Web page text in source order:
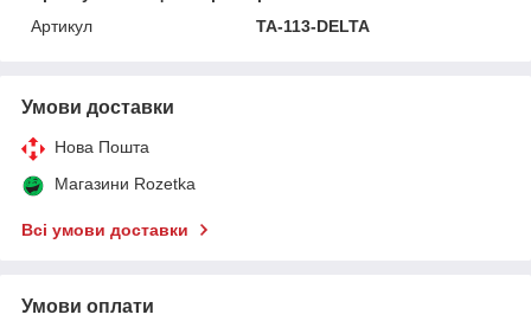
Артикул
TA-113-DELTA
Умови доставки
Нова Пошта
Магазини Rozetka
Всі умови доставки
Умови оплати